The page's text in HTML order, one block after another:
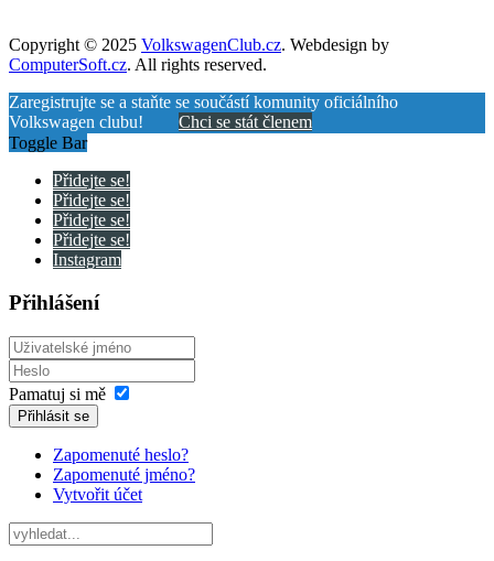
Copyright © 2025 VolkswagenClub.cz. Webdesign by
ComputerSoft.cz. All rights reserved.
Zaregistrujte se a staňte se součástí komunity oficiálního
Volkswagen clubu! Chci se stát členem
Toggle Bar
Přidejte se!
Přidejte se!
Přidejte se!
Přidejte se!
Instagram
Přihlášení
Pamatuj si mě
Přihlásit se
Zapomenuté heslo?
Zapomenuté jméno?
Vytvořit účet